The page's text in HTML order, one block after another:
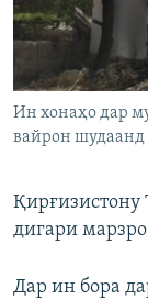
ГУЗОРИШҲОИ
Русский
Ҳамаи
Ин хонаҳо дар
вайрон шудаанд
Қирғизистону
дигари
Дар ин бора